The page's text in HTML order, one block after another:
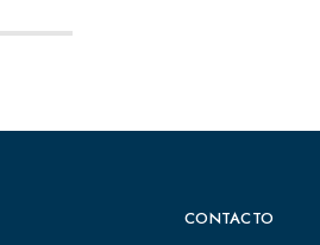
CONTACTO